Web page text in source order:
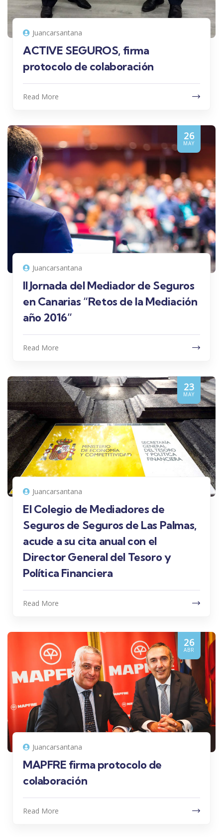
Juancarsantana
ACTIVE SEGUROS, firma
protocolo de colaboración
Read More
26
MAY
Juancarsantana
II Jornada del Mediador de Seguros
en Canarias “Retos de la Mediación
año 2016”
Read More
23
MAY
Juancarsantana
El Colegio de Mediadores de
Seguros de Seguros de Las Palmas,
acude a su cita anual con el
Director General del Tesoro y
Política Financiera
Read More
26
ABR
Juancarsantana
MAPFRE firma protocolo de
colaboración
Read More